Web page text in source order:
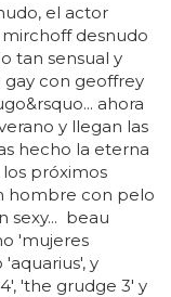
el actor
desnudo
tan sensual y
gay con geoffrey
ahora
y llegan las
hecho la eterna
próximos
hombre con pelo
sexy... beau
'mujeres
'aquarius', y
'the grudge 3' y